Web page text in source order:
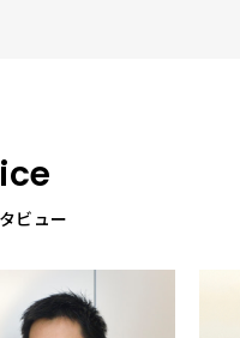
ビュー